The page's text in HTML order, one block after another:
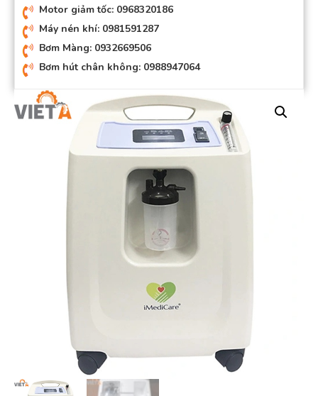
Motor giảm tốc: 0968320186
Máy nén khí: 0981591287
Bơm Màng: 0932669506
Bơm hút chân không: 0988947064